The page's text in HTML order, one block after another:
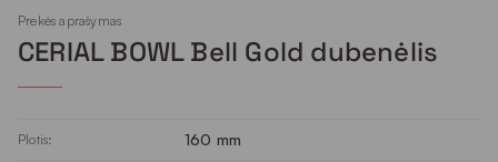
Prekės aprašymas
CERIAL BOWL Bell Gold dubenėlis
Plotis: 160 mm